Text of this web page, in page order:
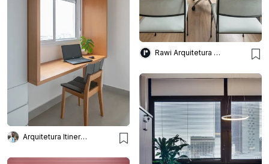
Rawi Arquitetura + Design
Arquitetura Itinerante